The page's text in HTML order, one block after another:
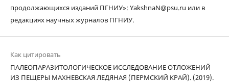
продолжающихся изданий ПГНИУ»: YakshnaN@psu.ru или в
редакциях научных журналов ПГНИУ.
Как цитировать
ПАЛЕОПАРАЗИТОЛОГИЧЕСКОЕ ИССЛЕДОВАНИЕ ОТЛОЖЕНИЙ
ИЗ ПЕЩЕРЫ МАХНЕВСКАЯ ЛЕДЯНАЯ (ПЕРМСКИЙ КРАЙ). (2019).